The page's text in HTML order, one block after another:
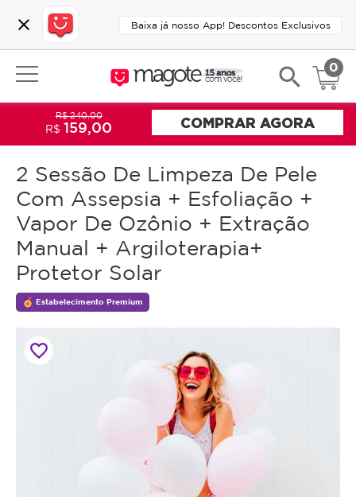
close Baixa já nosso App! Descontos Exclusivos
search 0
2 Sessão De Limpeza De Pele
Com Assepsia + Esfoliação +
Vapor De Ozônio + Extração
Manual + Argiloterapia+
Protetor Solar
Estabelecimento Premium
favorite_border
R$ 240,00
R$159,00 COMPRAR AGORA